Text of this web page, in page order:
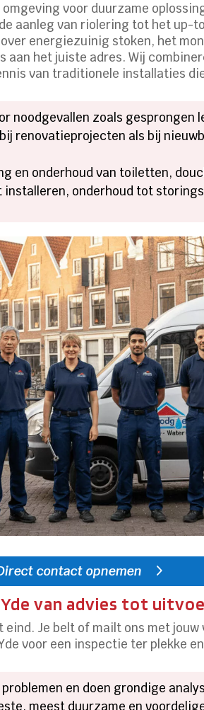
voor duurzame
aanleg van riolering tot het up-
energiezuinig stoken, het
het juiste adres. Wij
van traditionele installaties
noodgevallen zoals gesprongen
renovatieprojecten als bij
en onderhoud van toiletten,
installeren, onderhoud tot
contact opnemen
van advies tot
Je belt of mailt ons met
voor een inspectie ter plekke
en doen grondige
meest duurzame en